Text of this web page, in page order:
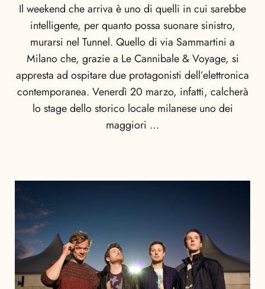
Il weekend che arriva è uno di quelli in cui sarebbe
intelligente, per quanto possa suonare sinistro,
murarsi nel Tunnel. Quello di via Sammartini a
Milano che, grazie a Le Cannibale & Voyage, si
appresta ad ospitare due protagonisti dell’elettronica
contemporanea. Venerdì 20 marzo, infatti, calcherà
lo stage dello storico locale milanese uno dei
maggiori …